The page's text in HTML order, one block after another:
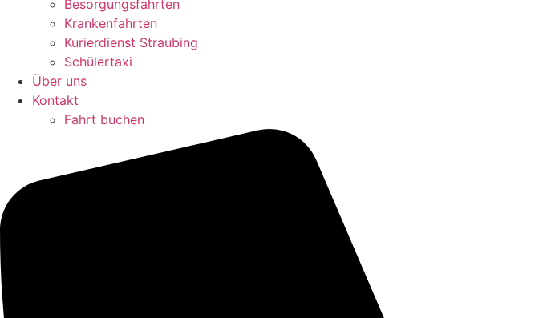
Besorgungsfahrten
Krankenfahrten
Kurierdienst Straubing
Schülertaxi
Über uns
Kontakt
Fahrt buchen